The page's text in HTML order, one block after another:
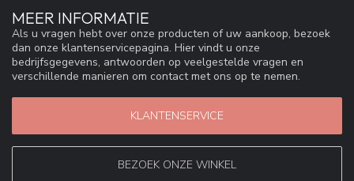
MEER INFORMATIE
Als u vragen hebt over onze producten of uw aankoop, bezoek
dan onze klantenservicepagina. Hier vindt u onze
bedrijfsgegevens, antwoorden op veelgestelde vragen en
verschillende manieren om contact met ons op te nemen.
KLANTENSERVICE
BEZOEK ONZE WINKEL